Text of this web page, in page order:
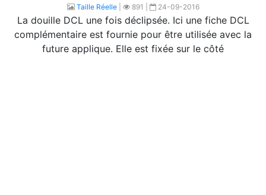
Taille Réelle| 891 | 24-09-2016
La douille DCL une fois déclipsée. Ici une fiche DCL
complémentaire est fournie pour être utilisée avec la
future applique. Elle est fixée sur le côté